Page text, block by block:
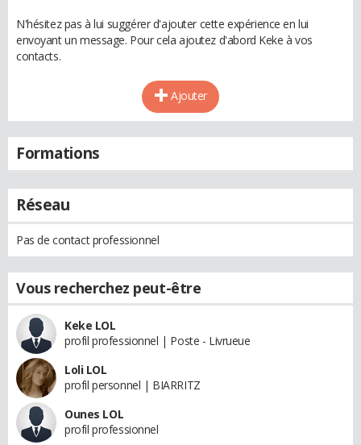
N'hésitez pas à lui suggérer d'ajouter cette expérience en lui
envoyant un message. Pour cela ajoutez d'abord Keke à vos
contacts.
Ajouter
Formations
Réseau
Pas de contact professionnel
Vous recherchez peut-être
Keke LOL
profil professionnel | Poste - Livrueue
Loli LOL
profil personnel | BIARRITZ
Ounes LOL
profil professionnel